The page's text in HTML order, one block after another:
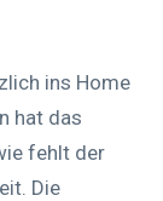
ins Home
hat das
fehlt der
Die